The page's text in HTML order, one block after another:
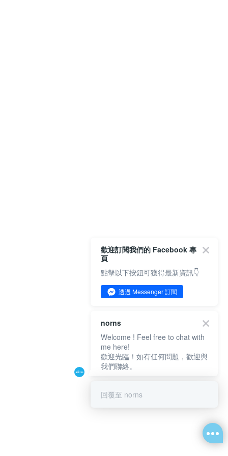
歡迎訂閱我們的 Facebook 專
頁
點擊以下按鈕可獲得最新資訊👇
透過 Messenger 訂閱
norns
Welcome ! Feel free to chat with
me here!
歡迎光臨！如有任何問題，歡迎與
我們聯絡。
回覆至 norns